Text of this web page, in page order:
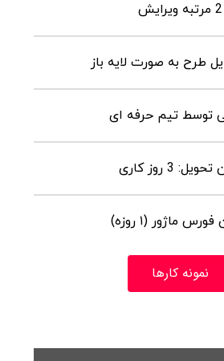
2 مرتبه ویرایش
طرح به صورت لایه باز
توسط تیم حرفه ای
3 روز کاری
ماژور (۱ روزه)
نمونه کارها